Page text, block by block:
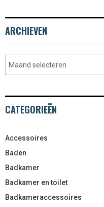
ARCHIEVEN
CATEGORIEËN
Accessoires
Baden
Badkamer
Badkamer en toilet
Badkameraccessoires